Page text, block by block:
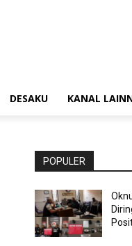
DESAKU KANAL
POPULER